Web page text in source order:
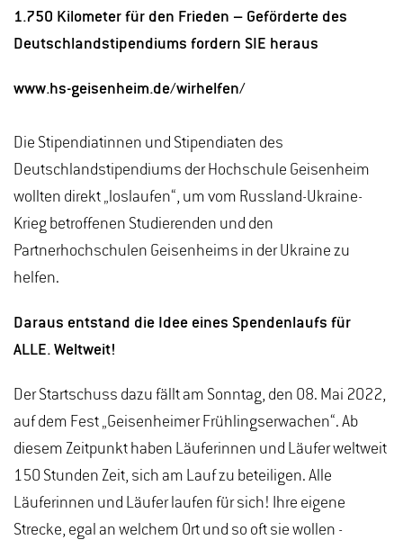
1.750 Kilometer für den Frieden – Geförderte des
Deutschlandstipendiums fordern SIE heraus
www.hs-geisenheim.de/wirhelfen/
Die Stipendiatinnen und Stipendiaten des
Deutschlandstipendiums der Hochschule Geisenheim
wollten direkt „loslaufen“, um vom Russland-Ukraine-
Krieg betroffenen Studierenden und den
Partnerhochschulen Geisenheims in der Ukraine zu
helfen.
Daraus entstand die Idee eines Spendenlaufs für
ALLE. Weltweit!
Der Startschuss dazu fällt am Sonntag, den 08. Mai 2022,
auf dem Fest „Geisenheimer Frühlingserwachen“. Ab
diesem Zeitpunkt haben Läuferinnen und Läufer weltweit
150 Stunden Zeit, sich am Lauf zu beteiligen. Alle
Läuferinnen und Läufer laufen für sich! Ihre eigene
Strecke, egal an welchem Ort und so oft sie wollen -